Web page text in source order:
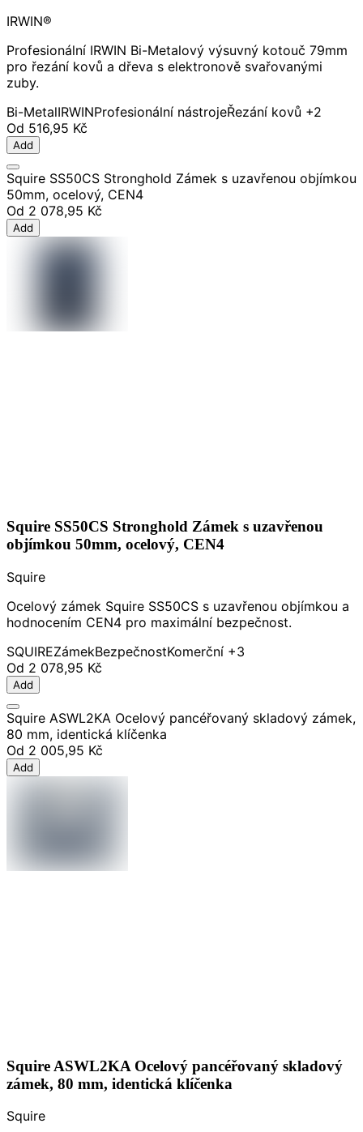
IRWIN®
Profesionální IRWIN Bi-Metalový výsuvný kotouč 79mm
pro řezání kovů a dřeva s elektronově svařovanými
zuby.
Bi-MetalIRWINProfesionální nástrojeŘezání kovů +2
Od 516,95 Kč
Add
Squire SS50CS Stronghold Zámek s uzavřenou objímkou
50mm, ocelový, CEN4
Od 2 078,95 Kč
Add
Squire SS50CS Stronghold Zámek s uzavřenou
objímkou 50mm, ocelový, CEN4
Squire
Ocelový zámek Squire SS50CS s uzavřenou objímkou a
hodnocením CEN4 pro maximální bezpečnost.
SQUIREZámekBezpečnostKomerční +3
Od 2 078,95 Kč
Add
Squire ASWL2KA Ocelový pancéřovaný skladový zámek,
80 mm, identická klíčenka
Od 2 005,95 Kč
Add
Squire ASWL2KA Ocelový pancéřovaný skladový
zámek, 80 mm, identická klíčenka
Squire